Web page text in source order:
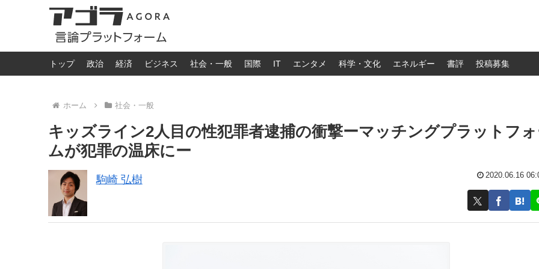
トップ 政治 経済 ビジネス 社会・一般 国際 IT エンタメ 科学・文化 エネルギー 書評 投稿募集
ホーム 社会・一般
キッズライン2人目の性犯罪者逮捕の衝撃ーマッチングプラットフ
ムが犯罪の温床にー
駒崎 弘樹 2020.06.16